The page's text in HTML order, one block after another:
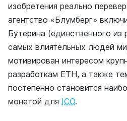
изобретения реально
агентство «Блумберг»
Бутерина (единственного из
самых влиятельных людей
мотивирован интересом
разработкам ETH, а также
постепенно становится
монетой для ICO.